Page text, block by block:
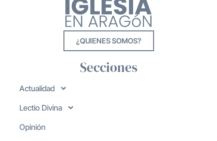
¿QUIENES SOMOS?
Secciones
Actualidad
Lectio Divina
Opinión